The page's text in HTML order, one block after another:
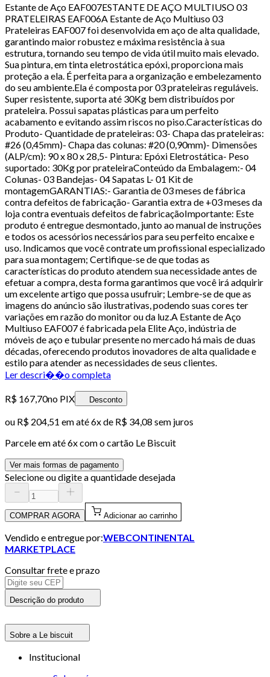
Estante de Aço EAF007ESTANTE DE AÇO MULTIUSO 03
PRATELEIRAS EAF006A Estante de Aço Multiuso 03
Prateleiras EAF007 foi desenvolvida em aço de alta qualidade,
garantindo maior robustez e máxima resistência à sua
estrutura, tornando seu tempo de vida útil muito mais elevado.
Sua pintura, em tinta eletrostática epóxi, proporciona mais
proteção a ela. É perfeita para a organização e embelezamento
do seu ambiente.Ela é composta por 03 prateleiras reguláveis.
Super resistente, suporta até 30Kg bem distribuídos por
prateleira. Possui sapatas plásticas para um perfeito
acabamento e evitando assim riscos no piso.Características do
Produto- Quantidade de prateleiras: 03- Chapa das prateleiras:
#26 (0,45mm)- Chapa das colunas: #20 (0,90mm)- Dimensões
(ALP/cm): 90 x 80 x 28,5- Pintura: Epóxi Eletrostática- Peso
suportado: 30Kg por prateleiraConteúdo da Embalagem:- 04
Colunas- 03 Bandejas- 04 Sapatas L- 01 Kit de
montagemGARANTIAS:- Garantia de 03 meses de fábrica
contra defeitos de fabricação- Garantia extra de +03 meses da
loja contra eventuais defeitos de fabricaçãoImportante: Este
produto é entregue desmontado, junto ao manual de instruções
e todos os acessórios necessários para seu perfeito encaixe e
uso. Indicamos que você contrate um profissional especializado
para sua montagem; Certifique-se de que todas as
características do produto atendem sua necessidade antes de
efetuar a compra, desta forma garantimos que você irá adquirir
um excelente artigo que possa usufruir; Lembre-se de que as
imagens do anúncio são ilustrativas, podendo suas cores ter
variações em razão do monitor ou da luz.A Estante de Aço
Multiuso EAF007 é fabricada pela Elite Aço, indústria de
móveis de aço e tubular presente no mercado há mais de duas
décadas, oferecendo produtos inovadores de alta qualidade e
estilo para atender as necessidades de seus clientes.
Ler descri��o completa
R$ 167,70no PIX Desconto
ou R$ 204,51 em até6x de R$ 34,08 sem juros
Parcele em até6x com o cartão Le Biscuit
Ver mais formas de pagamento
Selecione ou digite a quantidade desejada
COMPRAR AGORA Adicionar ao carrinho
Vendido e entregue por:WEBCONTINENTAL
MARKETPLACE
Consultar frete e prazo
Descrição do produto
Sobre a Le biscuit
Institucional